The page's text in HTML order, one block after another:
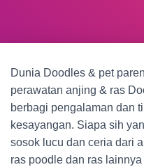
Dunia Doodles & pet
perawatan anjing & ras
berbagi pengalaman dan
kesayangan. Siapa sih
sosok lucu dan ceria dari
ras poodle dan ras